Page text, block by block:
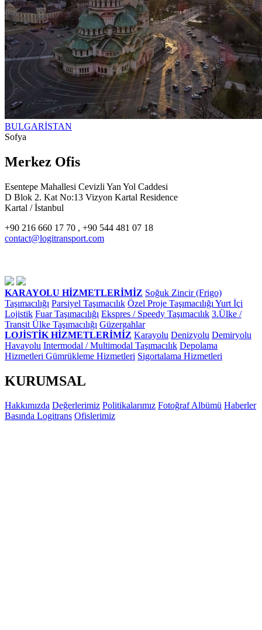
BULGARİSTAN
Sofya
Merkez Ofis
Esentepe Mahallesi Cevizli Yan Yol Caddesi
D Blok 2. Kat No:13 Vizyon Kartal Residence
Kartal / İstanbul
+90 216 660 17 70 , +90 544 481 07 18
contact@logitransport.com
KARAYOLU HİZMETLERİMİZ Soğuk Zincir (Frigo)
Taşımacılığı Parsiyel Taşımacılık Özel Proje Taşımacılığı Yurt İçi
Lojistik Fuar Taşımacılığı Ekspres / Speedy Taşımacılık 3.Ülke /
Transit Ülke Taşımacılığı Güzergahlar
LOJİSTİK HİZMETLERİMİZ Karayolu Denizyolu Demiryolu
Havayolu Intermodal / Multimodal Taşımacılık Depolama
Hizmetleri Gümrükleme Hizmetleri Sigortalama Hizmetleri
KURUMSAL
Hakkımızda Değerlerimiz Politikalarımız Fotoğraf Albümü Haberler
Basında Logitrans Ofislerimiz